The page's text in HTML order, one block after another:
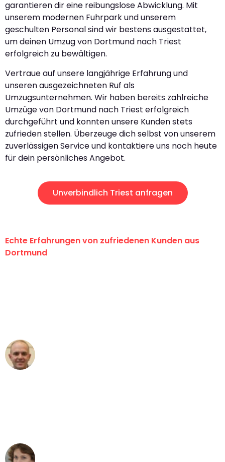
garantieren dir eine reibungslose Abwicklung. Mit
unserem modernen Fuhrpark und unserem
geschulten Personal sind wir bestens ausgestattet,
um deinen Umzug von Dortmund nach Triest
erfolgreich zu bewältigen.
Vertraue auf unsere langjährige Erfahrung und
unseren ausgezeichneten Ruf als
Umzugsunternehmen. Wir haben bereits zahlreiche
Umzüge von Dortmund nach Triest erfolgreich
durchgeführt und konnten unsere Kunden stets
zufrieden stellen. Überzeuge dich selbst von unserem
zuverlässigen Service und kontaktiere uns noch heute
für dein persönliches Angebot.
Unverbindlich Triest anfragen
Echte Erfahrungen von zufriedenen Kunden aus
Dortmund